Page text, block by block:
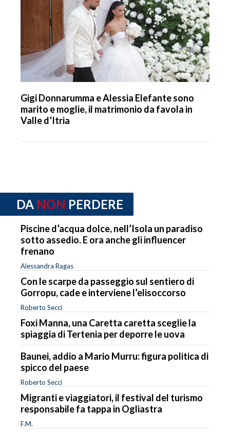
Gigi Donnarumma e Alessia Elefante sono
marito e moglie, il matrimonio da favola in
Valle d’Itria
DA NON PERDERE
Piscine d’acqua dolce, nell’Isola un paradiso
sotto assedio. E ora anche gli influencer
frenano
Alessandra Ragas
Con le scarpe da passeggio sul sentiero di
Gorropu, cade e interviene l’elisoccorso
Roberto Secci
Foxi Manna, una Caretta caretta sceglie la
spiaggia di Tertenia per deporre le uova
Baunei, addio a Mario Murru: figura politica di
spicco del paese
Roberto Secci
Migranti e viaggiatori, il festival del turismo
responsabile fa tappa in Ogliastra
F.M.